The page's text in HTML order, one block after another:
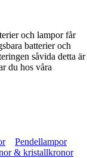
och lampor får
batterier och
såvida detta är
du hos våra
Pendellampor
& kristallkronor